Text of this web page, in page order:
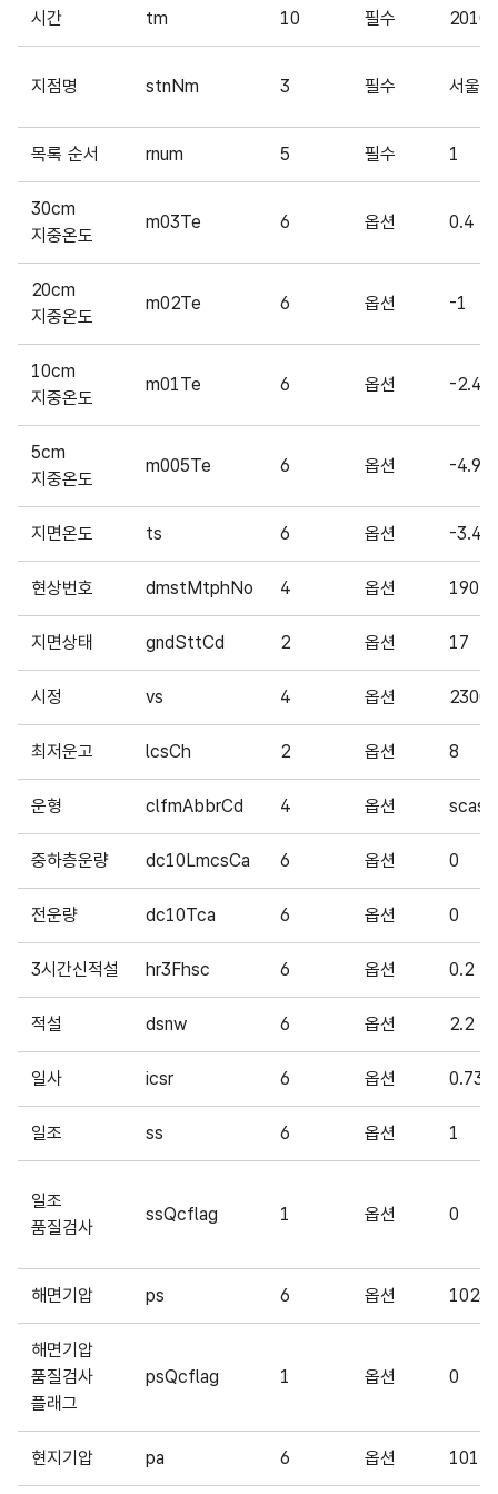
시간 tm 10 필수
지점명 stnNm 3 필수 서울
목록 순서 rnum 5 필수 1
30cm
지중온도
m03Te 6 옵션 0.4
20cm
지중온도
m02Te 6 옵션 -1
10cm
지중온도
m01Te 6 옵션 -2.4
5cm
지중온도
m005Te 6 옵션 -4.9
지면온도 ts 6 옵션 -3.4
현상번호 dmstMtphNo 4 옵션 1904
지면상태 gndSttCd 2 옵션 17
시정 vs 4 옵션 2300
최저운고 lcsCh 2 옵션 8
운형 clfmAbbrCd 4 옵션 scas
중하층운량 dc10LmcsCa 6 옵션 0
전운량 dc10Tca 6 옵션 0
3시간신적설 hr3Fhsc 6 옵션 0.2
적설 dsnw 6 옵션 2.2
일사 icsr 6 옵션 0.73
일조 ss 6 옵션 1
일조
품질검사
ssQcflag 1 옵션 0
해면기압 ps 6 옵션
해면기압
품질검사
플래그
psQcflag 1 옵션 0
현지기압 pa 6 옵션